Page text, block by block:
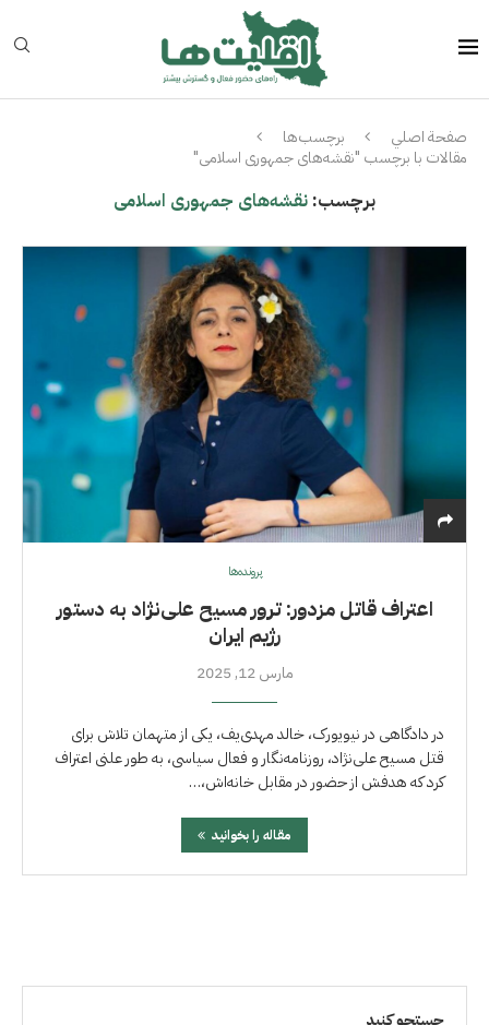
صفحة اصلي
برچسب‌ها
مقالات با برچسب "نقشه‌های جمهوری اسلامی"
برچسب: نقشه‌های جمهوری اسلامی
پرونده‌ها
اعتراف قاتل مزدور: ترور مسیح علی‌نژاد به دستور
رژیم ایران
مارس 12, 2025
در دادگاهی در نیویورک، خالد مهدی‌یف، یکی از متهمان تلاش برای
قتل مسیح علی‌نژاد، روزنامه‌نگار و فعال سیاسی، به طور علنی اعتراف
کرد که هدفش از حضور در مقابل خانه‌اش،…
مقاله را بخوانید
جستجو کنید